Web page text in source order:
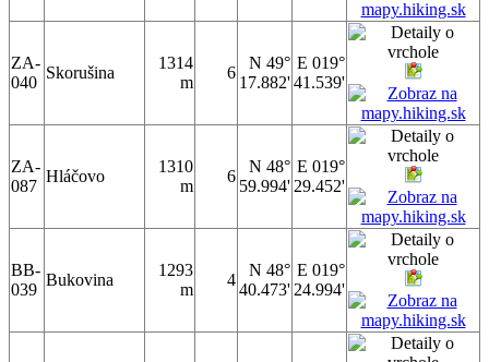
ZA-
040
Skorušina
1314
m
6
N 49°
17.882'
E 019°
41.539'
ZA-
087
Hláčovo
1310
m
6
N 48°
59.994'
E 019°
29.452'
BB-
039
Bukovina
1293
m
4
N 48°
40.473'
E 019°
24.994'